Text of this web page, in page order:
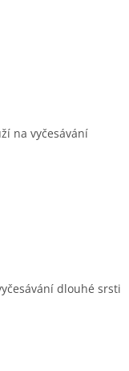
na vyčesávání
dlouhé srsti